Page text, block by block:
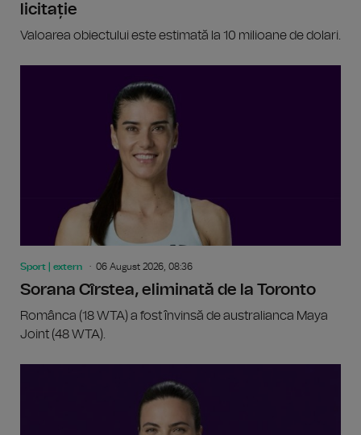
licitație
Valoarea obiectului este estimată la 10 milioane de dolari.
Sport | extern 06 August 2026, 08:36
Sorana Cîrstea, eliminată de la Toronto
Românca (18 WTA) a fost învinsă de australianca Maya
Joint (48 WTA).